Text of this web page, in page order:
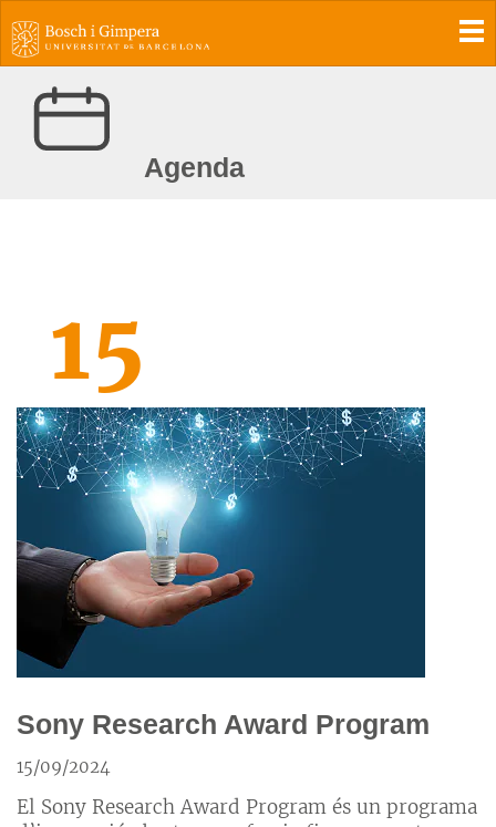
Agenda
15
Sony Research Award Program
15/09/2024
El Sony Research Award Program és un programa